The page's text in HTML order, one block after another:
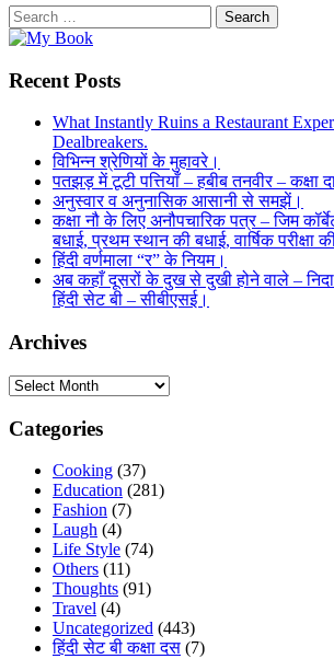
Search
for:
Recent Posts
What Instantly Ruins a Restaurant
Dealbreakers.
विभिन्न श्रेणियों के मुहावरे।
पतझड़ में टूटी पत्तियाँ – हबीब तनवीर – कक्षा
अनुस्वार व अनुनासिक आसानी से समझें।
कक्षा नौ के लिए अनौपचारिक पत्र – जिम
बधाई, प्रथम स्थान की बधाई, वार्षिक परीक्षा
हिंदी वर्णमाला “र” के नियम।
अब कहाँ दूसरों के दुख से दुखी होने वाले –
हिंदी सेट बी – सीबीएसई।
Archives
Archives
Categories
Cooking (37)
Education (281)
Fashion (7)
Laugh (4)
Life Style (74)
Others (11)
Thoughts (91)
Travel (4)
Uncategorized (443)
हिंदी सेट बी कक्षा दस (7)